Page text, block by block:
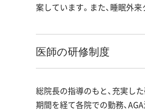
案しています。また、睡眠外
医師の研修制度
総院長の指導のもと、充実し
期間を経て各院での勤務、